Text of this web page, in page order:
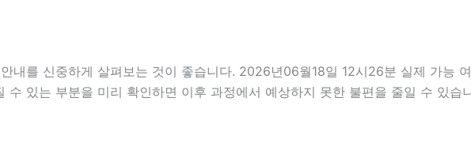
내를 신중하게 살펴보는 것이 좋습니다. 2026년06월18일 12시26분 실제 가능
있는 부분을 미리 확인하면 이후 과정에서 예상하지 못한 불편을 줄일 수 있습